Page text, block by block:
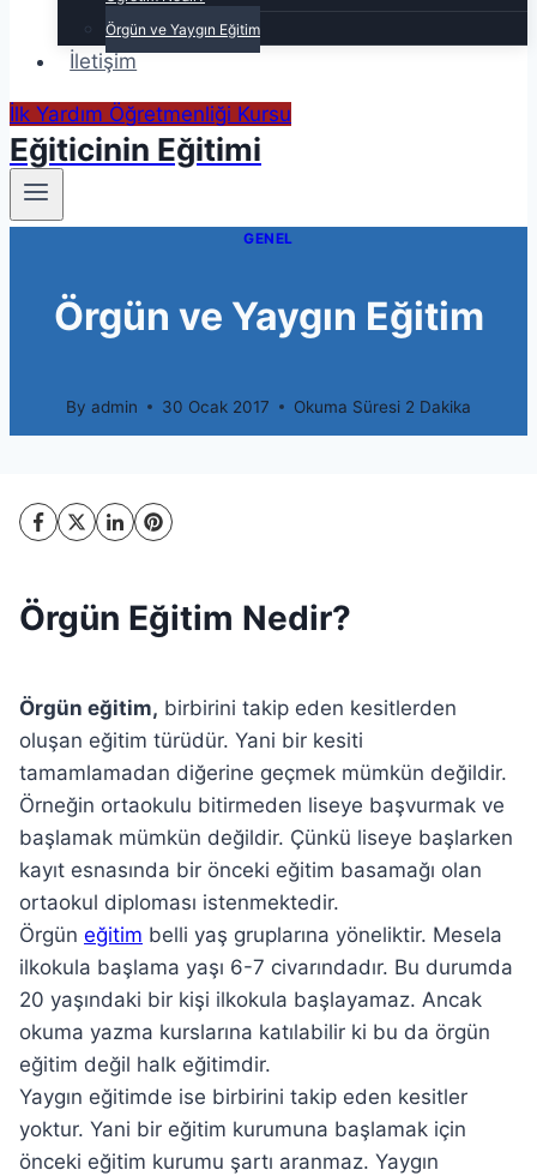
Örgün ve Yaygın Eğitim
İletişim
İlk Yardım Öğretmenliği Kursu
Eğiticinin Eğitimi
GENEL
Örgün ve Yaygın Eğitim
By admin 30 Ocak 2017 Okuma Süresi2 Dakika
Örgün Eğitim Nedir?
Örgün eğitim, birbirini takip eden kesitlerden
oluşan eğitim türüdür. Yani bir kesiti
tamamlamadan diğerine geçmek mümkün değildir.
Örneğin ortaokulu bitirmeden liseye başvurmak ve
başlamak mümkün değildir. Çünkü liseye başlarken
kayıt esnasında bir önceki eğitim basamağı olan
ortaokul diploması istenmektedir.
Örgün eğitim belli yaş gruplarına yöneliktir. Mesela
ilkokula başlama yaşı 6-7 civarındadır. Bu durumda
20 yaşındaki bir kişi ilkokula başlayamaz. Ancak
okuma yazma kurslarına katılabilir ki bu da örgün
eğitim değil halk eğitimdir.
Yaygın eğitimde ise birbirini takip eden kesitler
yoktur. Yani bir eğitim kurumuna başlamak için
önceki eğitim kurumu şartı aranmaz. Yaygın